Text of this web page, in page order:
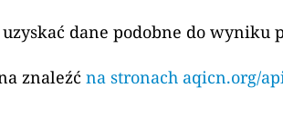
dane podobne do wyniku
znaleźć na stronach aqicn.org/